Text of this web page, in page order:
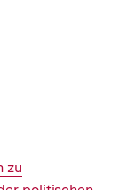
zu